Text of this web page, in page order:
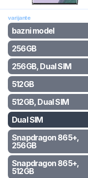
varijante
bazni model
256GB
256GB, Dual SIM
512GB
512GB, Dual SIM
Dual SIM
Snapdragon 865+,
256GB
Snapdragon 865+,
512GB